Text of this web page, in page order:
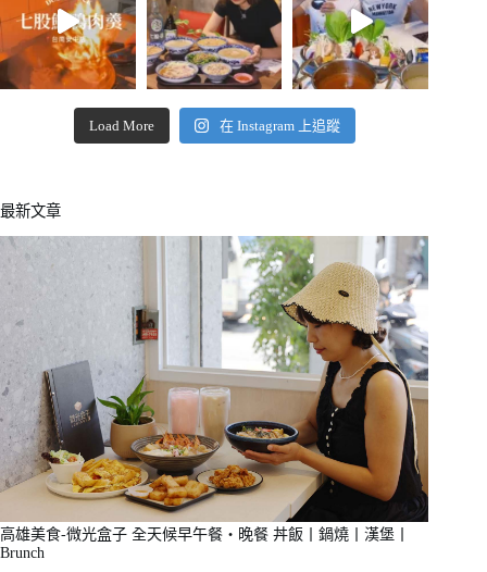
Load More 在 Instagram 上追蹤
最新文章
高雄美食-微光盒子 全天候早午餐・晚餐 丼飯丨鍋燒丨漢堡丨
Brunch